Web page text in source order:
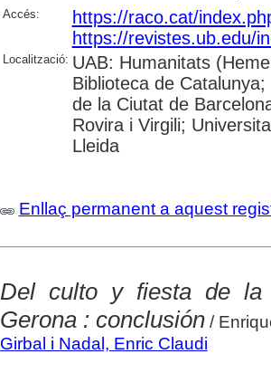
Accés:
https://raco.cat/
https://revistes.ub.edu/
Localització: UAB: Humanitats
Biblioteca de
de la Ciutat de
Rovira i Virgili;
Lleida
Enllaç permanent a aquest
Del culto y fiesta de la
Gerona : conclusión/
Girbal i Nadal, Enric Claudi